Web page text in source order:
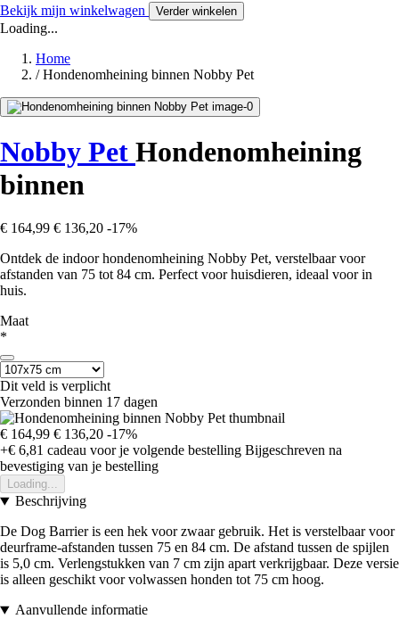
Bekijk mijn winkelwagen Verder winkelen
Loading...
Home
/ Hondenomheining binnen Nobby Pet
Nobby Pet Hondenomheining
binnen
€ 164,99 € 136,20 -17%
Ontdek de indoor hondenomheining Nobby Pet, verstelbaar voor
afstanden van 75 tot 84 cm. Perfect voor huisdieren, ideaal voor in
huis.
Maat
*
Dit veld is verplicht
Verzonden binnen 17 dagen
€ 164,99 € 136,20 -17%
+€ 6,81 cadeau voor je volgende bestelling Bijgeschreven na
bevestiging van je bestelling
Loading...
Beschrijving
De Dog Barrier is een hek voor zwaar gebruik. Het is verstelbaar voor
deurframe-afstanden tussen 75 en 84 cm. De afstand tussen de spijlen
is 5,0 cm. Verlengstukken van 7 cm zijn apart verkrijgbaar. Deze versie
is alleen geschikt voor volwassen honden tot 75 cm hoog.
Aanvullende informatie